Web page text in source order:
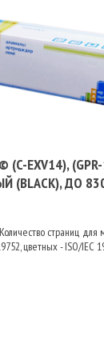
EXV14),
(BLACK), ДО
страниц
цветных - ISO/IEC